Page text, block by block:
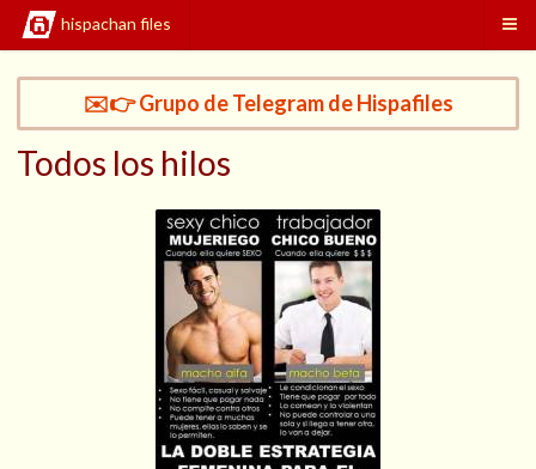
hispachan files
✉️👉 Grupo de Telegram de Hispafiles
Todos los hilos